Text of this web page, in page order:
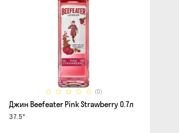
(0)
Джин Beefeater Pink Strawberry 0.7л
37.5°